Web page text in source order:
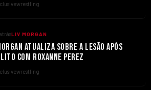
LIV MORGAN
ATUALIZA SOBRE A LESÃO APÓS
COM ROXANNE PEREZ